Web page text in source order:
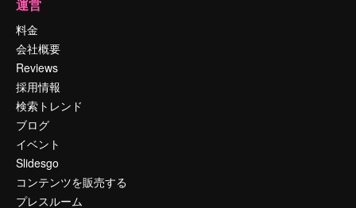
運営
料金
会社概要
Reviews
採用情報
検索トレンド
ブログ
イベント
Slidesgo
コンテンツを販売する
プレスルーム